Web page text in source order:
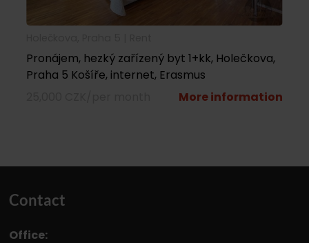
Pronájem, hezký zařízený byt 1+kk, Holečkova,
Praha 5 Košíře, internet, Erasmus
More information
Contact
Office: